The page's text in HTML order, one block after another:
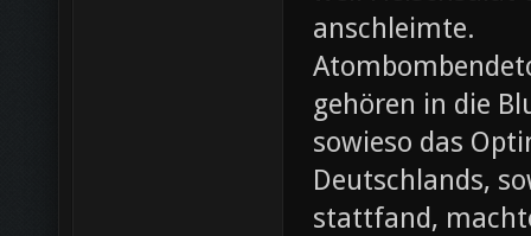
anschleimte.
gehören in die
sowieso das
Deutschlands,
stattfand,